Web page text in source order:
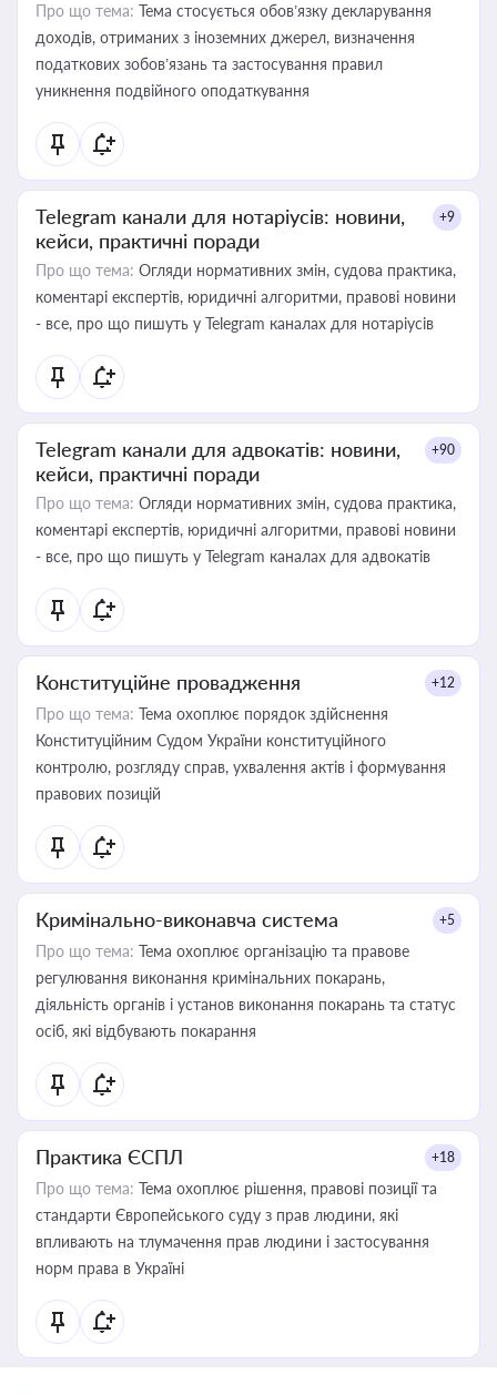
Про що тема: Тема стосується обов’язку декларування
доходів, отриманих з іноземних джерел, визначення
податкових зобов’язань та застосування правил
уникнення подвійного оподаткування
Telegram канали для нотаріусів: новини,
кейси, практичні поради
+9
Про що тема: Огляди нормативних змін, судова практика,
коментарі експертів, юридичні алгоритми, правові новини
- все, про що пишуть у Telegram каналах для нотаріусів
Telegram канали для адвокатів: новини,
кейси, практичні поради
+90
Про що тема: Огляди нормативних змін, судова практика,
коментарі експертів, юридичні алгоритми, правові новини
- все, про що пишуть у Telegram каналах для адвокатів
Конституційне провадження +12
Про що тема: Тема охоплює порядок здійснення
Конституційним Судом України конституційного
контролю, розгляду справ, ухвалення актів і формування
правових позицій
Кримінально-виконавча система +5
Про що тема: Тема охоплює організацію та правове
регулювання виконання кримінальних покарань,
діяльність органів і установ виконання покарань та статус
осіб, які відбувають покарання
Практика ЄСПЛ +18
Про що тема: Тема охоплює рішення, правові позиції та
стандарти Європейського суду з прав людини, які
впливають на тлумачення прав людини і застосування
норм права в Україні